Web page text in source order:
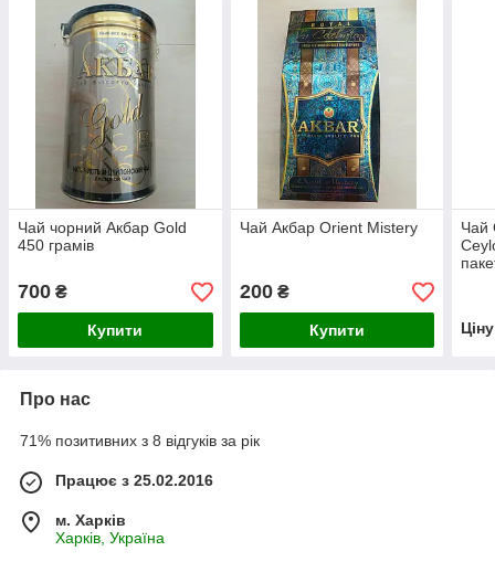
Чай чорний Акбар Gold
450 грамів
700 ₴
Купити
Чай Акбар Orient Mistery
200₴
Купити
Чай
Про нас
71% позитивних з 8 відгуків за рік
Працює з 25.02.2016
м. Харків
Харків, Україна